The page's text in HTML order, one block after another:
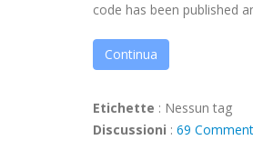
code has been published
Continua
Etichette : Nessun tag
Discussioni : 69